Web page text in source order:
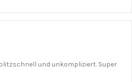
und unkompliziert. Super